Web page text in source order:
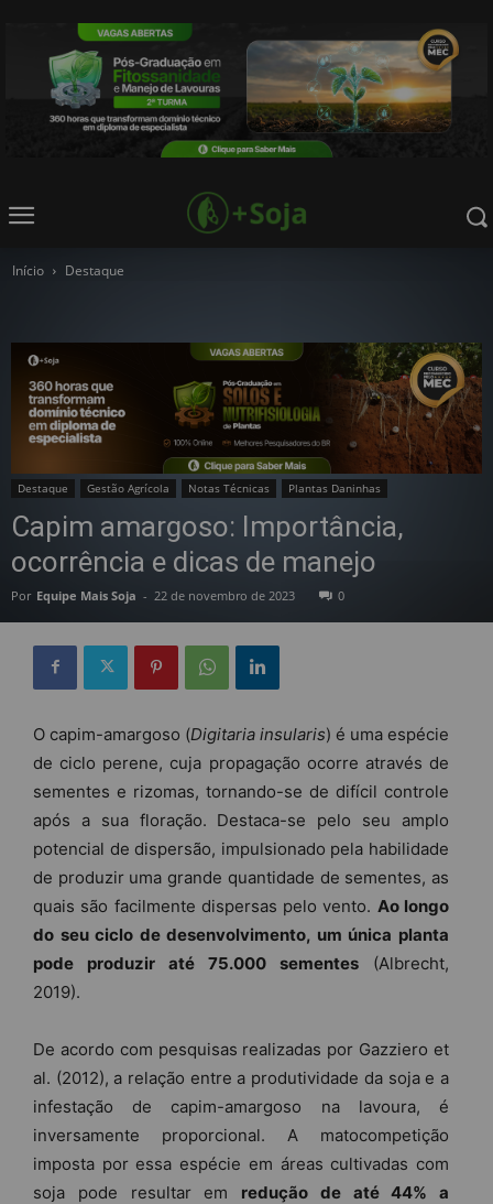
Início Destaque
Destaque Gestão Agrícola Notas Técnicas Plantas Daninhas
Capim amargoso: Importância,
ocorrência e dicas de manejo
Por Equipe Mais Soja - 22 de novembro de 2023 0
O capim-amargoso (Digitaria insularis) é uma espécie
de ciclo perene, cuja propagação ocorre através de
sementes e rizomas, tornando-se de difícil controle
após a sua floração. Destaca-se pelo seu amplo
potencial de dispersão, impulsionado pela habilidade
de produzir uma grande quantidade de sementes, as
quais são facilmente dispersas pelo vento. Ao longo
do seu ciclo de desenvolvimento, um única planta
pode produzir até 75.000 sementes (Albrecht,
2019).
De acordo com pesquisas realizadas por Gazziero et
al. (2012), a relação entre a produtividade da soja e a
infestação de capim-amargoso na lavoura, é
inversamente proporcional. A matocompetição
imposta por essa espécie em áreas cultivadas com
soja pode resultar em redução de até 44% a